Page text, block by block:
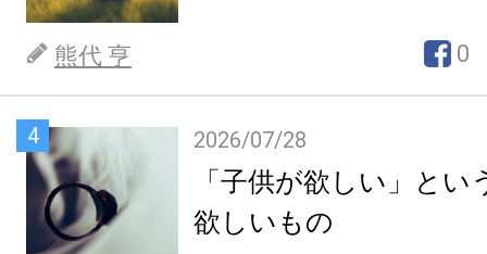
熊代 亨 0
4 2026/07/28
「子供が欲しい」とい
欲しいもの